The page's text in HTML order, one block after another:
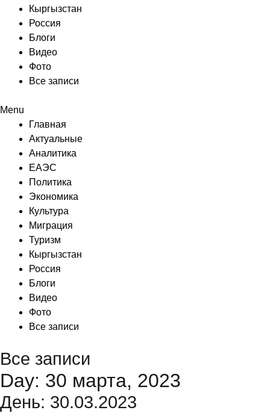
Кыргызстан
Россия
Блоги
Видео
Фото
Все записи
Menu
Главная
Актуальные
Аналитика
ЕАЭС
Политика
Экономика
Культура
Миграция
Туризм
Кыргызстан
Россия
Блоги
Видео
Фото
Все записи
Все записи
Day: 30 марта, 2023
День: 30.03.2023